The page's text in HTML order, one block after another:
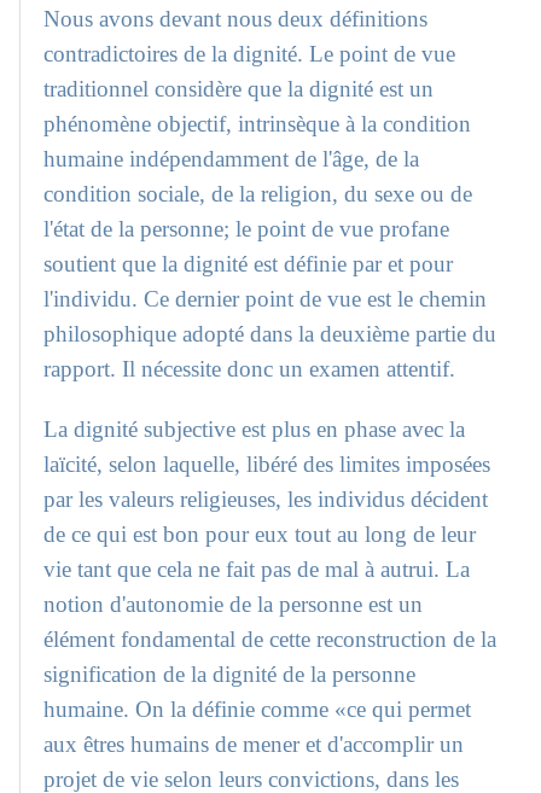
Nous avons devant nous deux définitions
contradictoires de la dignité. Le point de vue
traditionnel considère que la dignité est un
phénomène objectif, intrinsèque à la condition
humaine indépendamment de l'âge, de la
condition sociale, de la religion, du sexe ou de
l'état de la personne; le point de vue profane
soutient que la dignité est définie par et pour
l'individu. Ce dernier point de vue est le chemin
philosophique adopté dans la deuxième partie du
rapport. Il nécessite donc un examen attentif.
La dignité subjective est plus en phase avec la
laïcité, selon laquelle, libéré des limites imposées
par les valeurs religieuses, les individus décident
de ce qui est bon pour eux tout au long de leur
vie tant que cela ne fait pas de mal à autrui. La
notion d'autonomie de la personne est un
élément fondamental de cette reconstruction de la
signification de la dignité de la personne
humaine. On la définie comme «ce qui permet
aux êtres humains de mener et d'accomplir un
projet de vie selon leurs convictions, dans les